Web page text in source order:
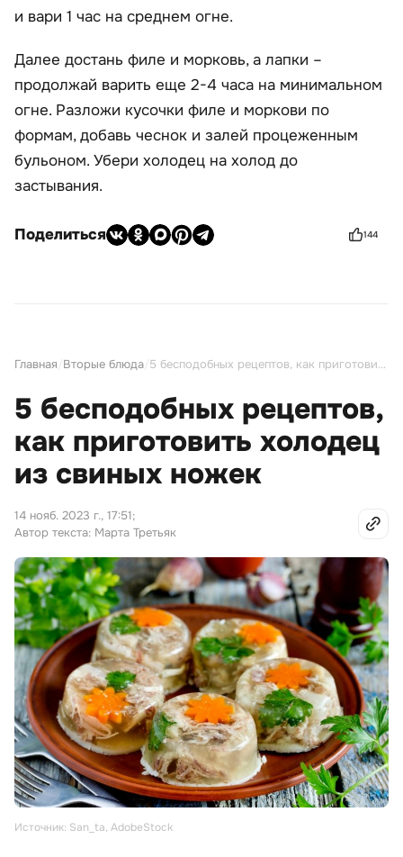
и вари 1 час на среднем огне.
Далее достань филе и морковь, а лапки –
продолжай варить еще 2-4 часа на минимальном
огне. Разложи кусочки филе и моркови по
формам, добавь чеснок и залей процеженным
бульоном. Убери холодец на холод до
застывания.
Поделиться 144
Главная Вторые блюда 5 бесподобных рецептов, как приготовить холодец из свиных ножек
5 бесподобных рецептов,
как приготовить холодец
из свиных ножек
14 нояб. 2023 г., 17:51;
Автор текста: Марта Третьяк
Источник: San_ta, AdobeStock